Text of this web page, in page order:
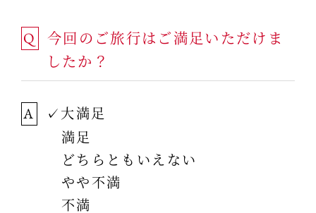
Q
今回のご旅行はご満足いただけま
したか？
A
✓大満足
満足
どちらともいえない
やや不満
不満